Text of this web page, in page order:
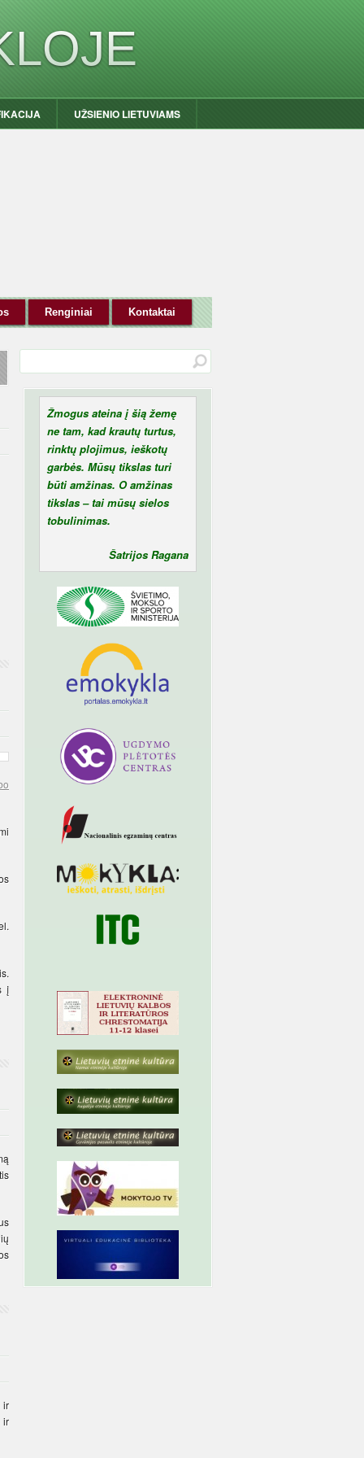
UŽSIENIO LIETUVIAMS
Renginiai Kontaktai
į
ir
ir
Žmogus ateina į šią žemę
ne tam, kad krautų turtus,
rinktų plojimus, ieškotų
garbės. Mūsų tikslas turi
būti amžinas. O amžinas
tikslas – tai mūsų sielos
tobulinimas.
Šatrijos Ragana